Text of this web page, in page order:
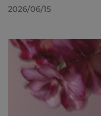
2026/06/15